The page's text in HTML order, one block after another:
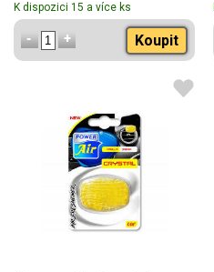
K dispozici 15 a více ks
Koupit